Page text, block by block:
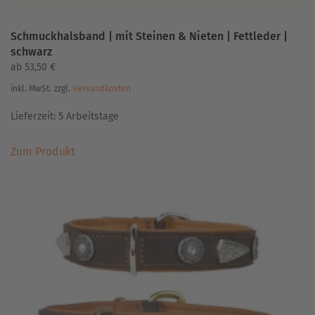
Schmuckhalsband | mit Steinen & Nieten | Fettleder |
schwarz
ab 53,50 €
inkl. MwSt. zzgl. Versandkosten
Lieferzeit: 5 Arbeitstage
Zum ProduktProdukt
auf.
Die
Optionen
können
der